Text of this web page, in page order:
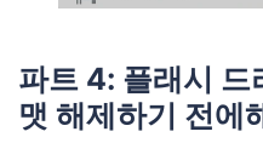
파트 4: 플래시
맷 해제하기 전에